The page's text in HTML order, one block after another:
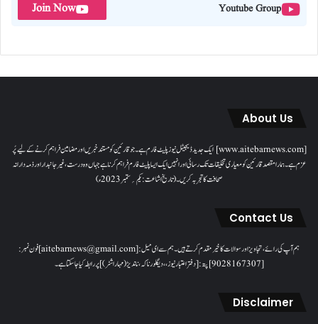
Youtube Group
Join Now
About Us
[www.aitebarnews.com] ایک جدید ڈیجیٹل نیوز پلیٹ فارم ہے۔ جو قارئین کو مستند خبریں اور مضامین فراہم کرنے کے لیے پُر
عزم ہے۔ ہمارا مقصدقارئین کو معیاری تخلیقات تک رسائی اور انہیں ایک ایسا پلیٹ فارم فراہم کرنا ہے جہاں وہ درست، غیر جانبدار اور ذمہ دارانہ
صحافت کا تجربہ کریں۔( تاریخ اشاعت : یکم؍ ستمبر 2023ء)
Contact Us
ہم آپ کی رائے، تجاویز اور سوالات کا خیرمقدم کرتے ہیں۔ ہم سےای میل: [aitebarnews@gmail.com]فون نمبر:
[9028167307]پتہ: [دفتر اعتبار نیوز، ، دیگلور ناکہ، ناندیڑ(مہاراشٹر) ] پر رابطہ کیا جاسکتا ہے۔
Disclaimer